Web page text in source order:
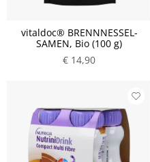
vitaldoc® BRENNNESSEL-
SAMEN, Bio (100 g)
€ 14,90